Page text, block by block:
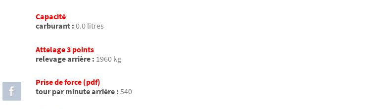
Capacité
carburant : 0.0 litres
Attelage 3 points
relevage arrière : 1960 kg
Prise de force (pdf)
tour par minute arrière : 540